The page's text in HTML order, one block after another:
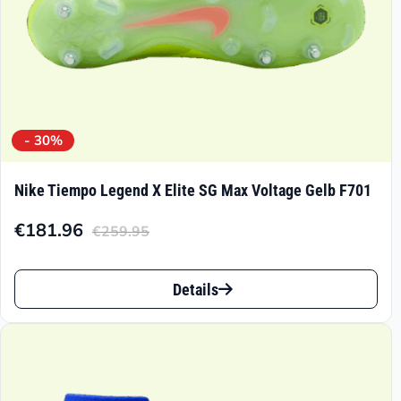
gewählt
werden
- 30%
Nike Tiempo Legend X Elite SG Max Voltage Gelb F701
€259.95
Ursprünglicher
Preis
€259.95
€181.96
Aktueller
Preis
€181.96.
Dieses
Produkt
Details